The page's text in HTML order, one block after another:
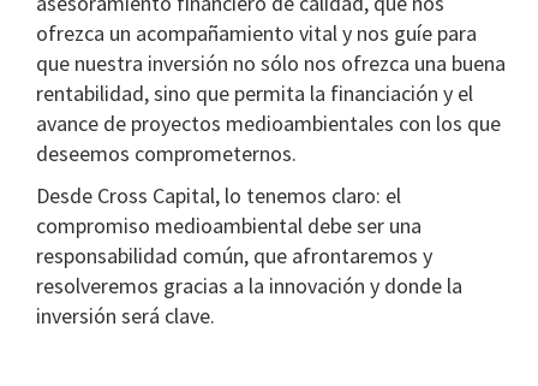
ofrezca un acompañamiento vital y nos guíe para
que nuestra inversión no sólo nos ofrezca una buena
rentabilidad, sino que permita la financiación y el
avance de proyectos medioambientales con los que
deseemos comprometernos.
Desde Cross Capital, lo tenemos claro: el
compromiso medioambiental debe ser una
responsabilidad común, que afrontaremos y
resolveremos gracias a la innovación y donde la
inversión será clave.